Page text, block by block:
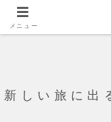
新しい旅に出
メニュー